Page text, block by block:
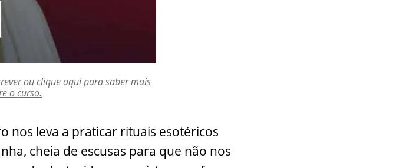
ou clique aqui para saber mais
o curso.
nos leva a praticar rituais esotéricos
cheia de escusas para que não nos